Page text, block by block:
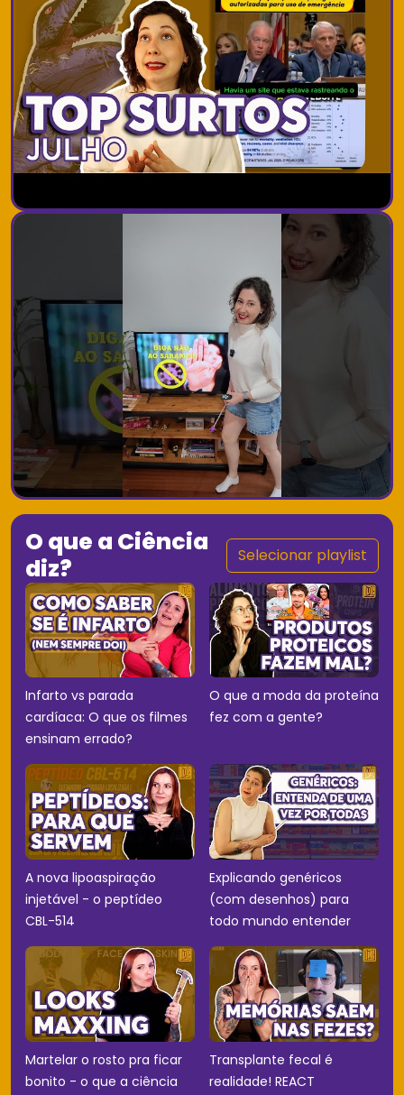
O que a Ciência
diz?
Selecionar playlist
Infarto vs parada
cardíaca: O que os filmes
ensinam errado?
O que a moda da proteína
fez com a gente?
A nova lipoaspiração
injetável - o peptídeo
CBL-514
Explicando genéricos
(com desenhos) para
todo mundo entender
Martelar o rosto pra ficar
bonito - o que a ciência
Transplante fecal é
realidade! REACT